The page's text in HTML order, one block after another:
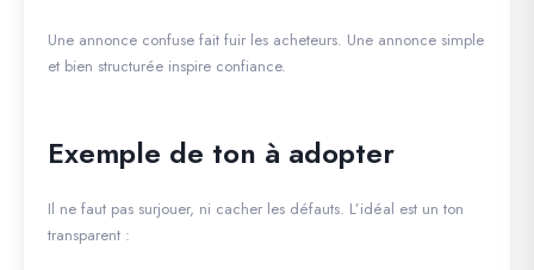
Une annonce confuse fait fuir les acheteurs. Une annonce simple
et bien structurée inspire confiance.
Exemple de ton à adopter
Il ne faut pas surjouer, ni cacher les défauts. L’idéal est un ton
transparent :